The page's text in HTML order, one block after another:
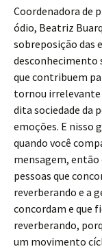
Coordenadora de
ódio, Beatriz
sobreposição das
desconhecimento
que contribuem
tornou irrelevante
dita sociedade da
emoções. E nisso
quando você
mensagem,
pessoas que
reverberando e a
concordam e que
reverberando,
um movimento